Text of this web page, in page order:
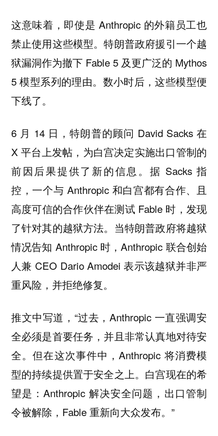
这意味着，即使是 Anthropic 的外籍员工也
禁止使用这些模型。特朗普政府援引一个越
狱漏洞作为撤下 Fable 5 及更广泛的 Mythos
5 模型系列的理由。数小时后，这些模型便
下线了。
6 月 14 日，特朗普的顾问 David Sacks 在
X 平台上发帖，为白宫决定实施出口管制的
前因后果提供了新的信息。据 Sacks 指
控，一个与 Anthropic 和白宫都有合作、且
高度可信的合作伙伴在测试 Fable 时，发现
了针对其的越狱方法。当特朗普政府将越狱
情况告知 Anthropic 时，Anthropic 联合创始
人兼 CEO Dario Amodei 表示该越狱并非严
重风险，并拒绝修复。
推文中写道，“过去，Anthropic 一直强调安
全必须是首要任务，并且非常认真地对待安
全。但在这次事件中，Anthropic 将消费模
型的持续提供置于安全之上。白宫现在的希
望是：Anthropic 解决安全问题，出口管制
令被解除，Fable 重新向大众发布。”